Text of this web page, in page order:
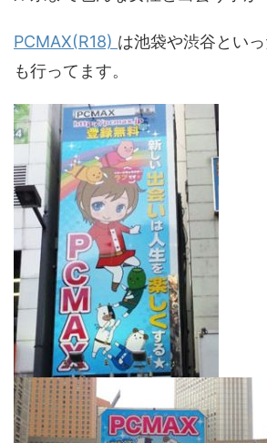
PCMAX(R18) は池袋や渋谷とい
も行ってます。